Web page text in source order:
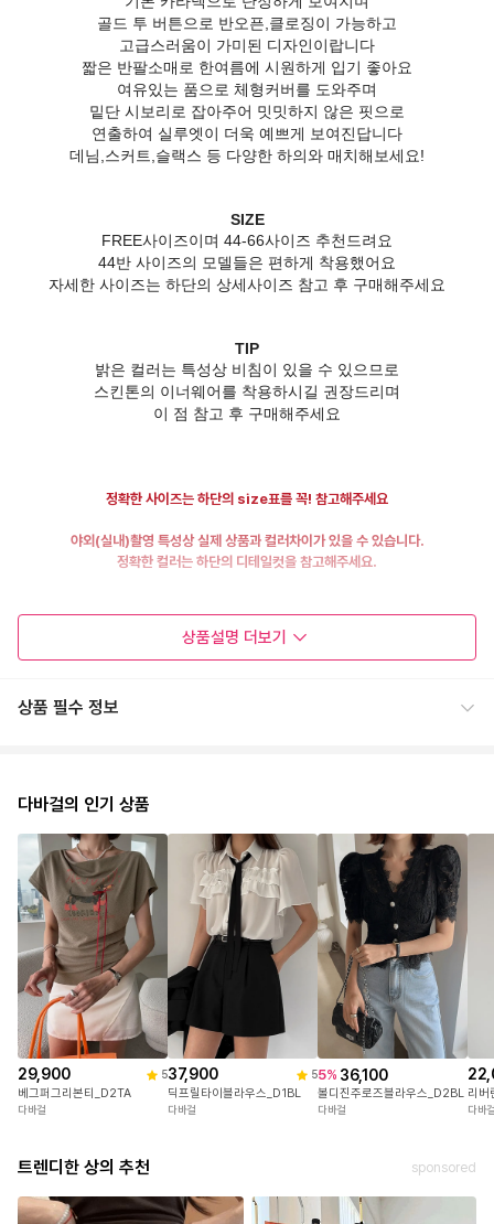
골드 투 버튼으로 반오픈,클로징이 가능하고
고급스러움이 가미된 디자인이랍니다
짧은 반팔소매로 한여름에 시원하게 입기 좋아요
여유있는 품으로 체형커버를 도와주며
밑단 시보리로 잡아주어 밋밋하지 않은 핏으로
연출하여 실루엣이 더욱 예쁘게 보여진답니다
데님,스커트,슬랙스 등 다양한 하의와 매치해보세요!
SIZE
FREE사이즈이며 44-66사이즈 추천드려요
44반 사이즈의 모델들은 편하게 착용했어요
자세한 사이즈는 하단의 상세사이즈 참고 후 구매해주세요
TIP
밝은 컬러는 특성상 비침이 있을 수 있으므로
스킨톤의 이너웨어를 착용하시길 권장드리며
이 점 참고 후 구매해주세요
정확한 사이즈는 하단의 size표를 꼭! 참고해주세요
야외(실내)촬영 특성상 실제 상품과 컬러차이가 있을 수 있습니다.
정확한 컬러는 하단의 디테일컷을 참고해주세요.
상품설명 더보기
상품 필수 정보
다바걸의 인기 상품
29,900 5
베그퍼그리본티_D2TA
다바걸
37,900 5
딕프릴타이블라우스_D1BL
다바걸
5% 36,100
볼디진주로즈블라우스_D2BL
다바걸
리버
다바
트렌디한 상의 추천 sponsored